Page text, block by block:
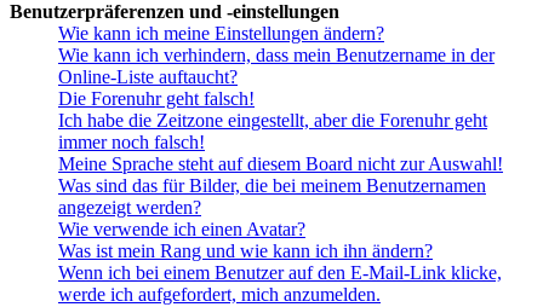
Benutzerpräferenzen und -einstellungen
Wie kann ich meine Einstellungen ändern?
Wie kann ich verhindern, dass mein Benutzername in der
Online-Liste auftaucht?
Die Forenuhr geht falsch!
Ich habe die Zeitzone eingestellt, aber die Forenuhr geht
immer noch falsch!
Meine Sprache steht auf diesem Board nicht zur Auswahl!
Was sind das für Bilder, die bei meinem Benutzernamen
angezeigt werden?
Wie verwende ich einen Avatar?
Was ist mein Rang und wie kann ich ihn ändern?
Wenn ich bei einem Benutzer auf den E-Mail-Link klicke,
werde ich aufgefordert, mich anzumelden.